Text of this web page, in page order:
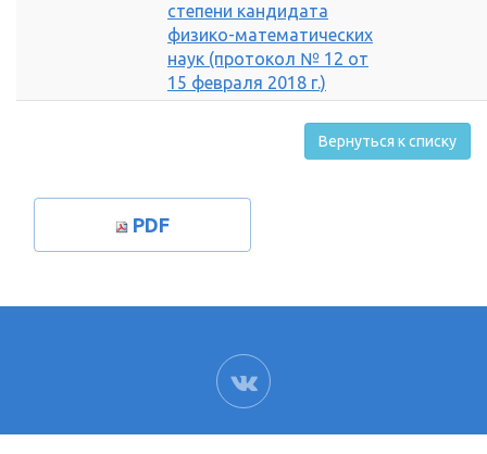
степени кандидата
физико-математических
наук (протокол № 12 от
15 февраля 2018 г.)
Вернуться к списку
PDF
ВК